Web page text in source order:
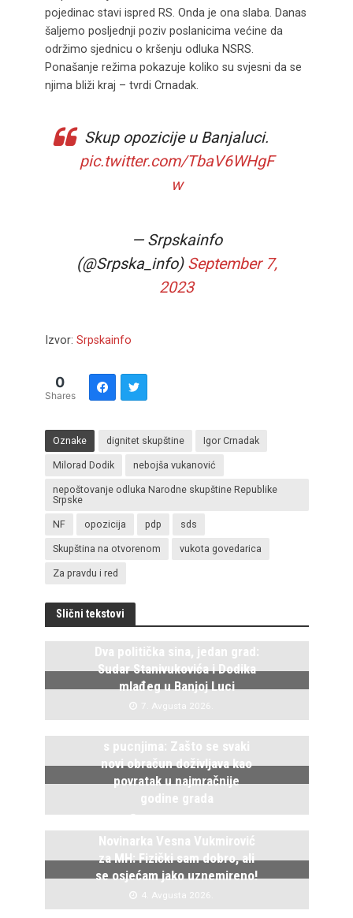
pojedinac stavi ispred RS. Onda je ona slaba. Danas
šaljemo posljednji poziv poslanicima većine da
održimo sjednicu o kršenju odluka NSRS.
Ponašanje režima pokazuje koliko su svjesni da se
njima bliži kraj – tvrdi Crnadak.
Skup opozicije u Banjaluci.
pic.twitter.com/TbaV6WHgF
w
— Srpskainfo
(@Srpska_info) September 7,
2023
Izvor: Srpskainfo
0
Shares
Oznake dignitet skupštine Igor Crnadak
Milorad Dodik nebojša vukanović
nepoštovanje odluka Narodne skupštine Republike
Srpske
NF opozicija pdp sds
Skupština na otvorenom vukota govedarica
Za pravdu i red
Slični tekstovi
Dva politička sina, jedan grad:
Sudar Stanivukovića i Dodika
mlađeg u Banjoj Luci
7. Avgusta 2026.
s pucnjima: Zašto se svaki
novi obračun doživljava kao
povratak u najmračnije
godine grada
5. Avgusta 2026.
Novinarka Vesna Vukmirović
za MH: Fizički sam dobro, ali
se osjećam jako uznemireno!
4. Avgusta 2026.